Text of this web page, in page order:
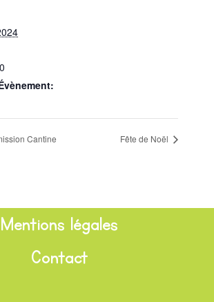
Cantine Fête de Noël
Mentions légales
Contact